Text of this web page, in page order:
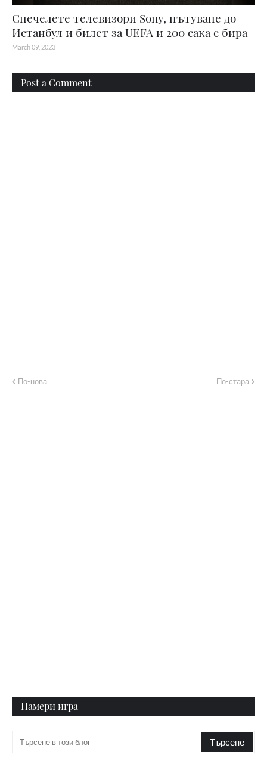
Спечелете телевизори Sony, пътуване до
Истанбул и билет за UEFA и 200 сака с бира
March 09, 2023
Post a Comment
По-нова По-стара
Намери игра